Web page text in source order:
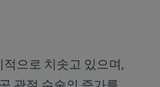
으로 치솟고 있으며,